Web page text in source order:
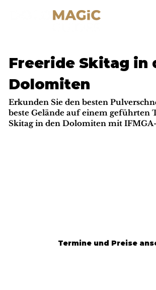
Termine und Preise
Freeride Skitag in
Dolomiten
Erkunden Sie den besten
beste Gelände auf einem geführten
Skitag in den Dolomiten mit